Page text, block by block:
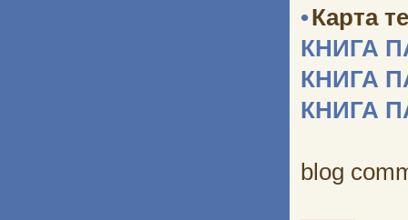
•Карта
КНИГА
КНИГА
КНИГА
blog